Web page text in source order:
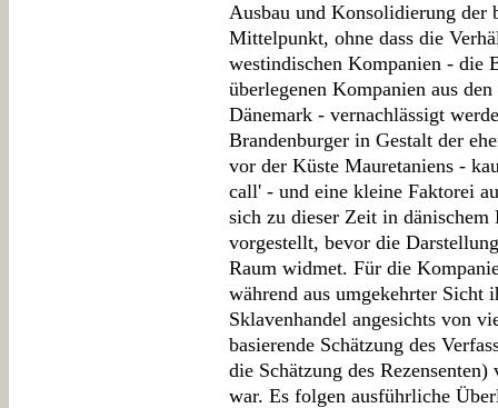
Ausbau und Konsolidierung der
Mittelpunkt, ohne dass die
westindischen Kompanien - die
überlegenen Kompanien aus
Dänemark - vernachlässigt
Brandenburger in Gestalt der
vor der Küste Mauretaniens -
call' - und eine kleine Faktorei
sich zu dieser Zeit in
vorgestellt, bevor die
Raum widmet. Für die
während aus umgekehrter Sicht
Sklavenhandel angesichts von
basierende Schätzung des
die Schätzung des
war. Es folgen ausführliche